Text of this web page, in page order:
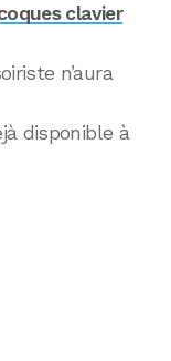
clavier
n’aura
disponible à